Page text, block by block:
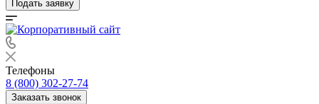
Подать заявку
Телефоны
8 (800) 302-27-74
Заказать звонок